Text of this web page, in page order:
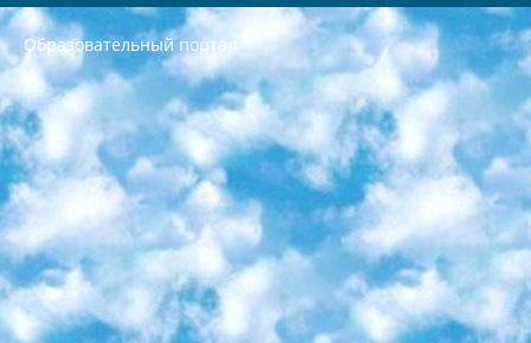
Образовательный портал
РЕСПУБЛИКА УЗБЕКИСТАН МИНИСТРЕРСТВО ДОШКОЛЬНОГО И ШКОЛЬНОГО ОБРАЗОВАНИЯ КОМАНДА в общеобразовательных учреждениях в 2023-2024 учебном году организация и проведение итоговой государственной аттестации обучающихся о Министра дошкольного и школьного образования Республики Узбекистан от 4 марта 2008 года (постановлением Минюста от 20 марта 2008 года № 1778 государственной регистрации) «Итоговое состояние учащихся общего среднего образования на основании положения об утверждении положения об аттестации общего среднего образования выпускной экзамен студентов в образовательных учреждениях в 2023-2024 учебном году В целях организации и прохождения аттестации приказываю: 1. Следующее: перечень предметов, по которым будет проводиться итоговая государственная аттестация и экзамен формы перевода согласно приложению 1; сертификаты международного образца, оценивающие уровень владения иностранными языками перечень согласно приложению 2; 2. Педагогический при специализированных образовательных учреждениях. научно-практический центр квалификации и международной оценки (Д.Давидова) 2024 г. До 25 марта: задания по предметам, по которым будет проводиться итоговая аттестация разработка и утверждение технических условий; итоговая аттестация на основании разработанного предметного задания разработка вопросов по предметам (устно и письменно), экзамен передача; общеобразовательные средние школы и специальные учебные заведения учащиеся выпускных классов школ и интернатов в агентской системе подготовка базы данных экзаменационных материалов и критериев оценки; перевод базы экзаменационных материалов на все языки обучения подать в Республиканский образовательный центр для изготовления; варианты экзаменов на основе разработанных контрольных материалов пусть будут поставлены задачи формирования. 3. Республиканский образовательный центр (Ш.Худайкулов) до 5 апреля 2024 года. до: база данных предоставленных экзаменационных материалов на все языки обучения перевод и экспертиза; для слепых, слабовидящих, глухих, слабослышащих и умственно отсталых детей учащиеся выпускных классов специализированных школ и школ-интернатов база данных экзаменационных материалов на всех преподаваемых языках подготовка критериев оценки; специализированные школы для умственно отсталых детей и технологии для учащихся выпускных классов школ-интернатов разработка соответствующих рекомендаций и критериев проведения ЕГЭ по естествознанию давать задания. 4. Педагогический при специализированных образовательных учреждениях. Научно-практический центр навыков и международной оценки (Д.Давидова), Республика образовательный центр (Худайкулов Ш.) итоговый государственный аттестационный экзамен ориентирован на творческое и логическое мышление при подготовке базы материалов учитывать введение заданий. 5. Следует отметить, что: сертификат государственного образца о знании общеобразовательного предмета и как минимум национальный уровень B1 по предметам на иностранных языках, указанным в Приложении 2. или международно признанный сертификат эквивалентного уровня студенты, изучающие определенный предмет, освобождаются от экзамена; по соответствующим предметам запланирована итоговая государственная аттестация за день до дня, путем жеребьевки Рабочей группой (в письменной форме по предметам, проводимым в форме) из числа сформированных вариантов выбрано 2 варианта; 2 выбранных варианта экзамена анонсированы на официальном сайте министерства и все выпускники по всей стране на основе этих вариантов проводит итоговую государственную аттестацию. 6. Государственное образование учащихся средних общеобразовательных учреждений. знания в соответствии с квалификационными требованиями, которые необходимо приобрести на основании стандартов итоговый (выпускной) контроль для 9 и 11 классов в целях тестирования Экзамены (далее – экзамены) состоят из предметов, перечисленных в приложении 1. будет сделано. 7. Экзамены пройдут с 26 мая по 15 июня 2024 г. (кроме науки физического воспитания). 8. Физическая для учащихся 9 классов общесредних образовательных учреждений. Экзамены по предмету «Образование, квалификация медицина» 1-6 мая 2024 года. сотрудники перевести под присмотр (с отклонениями в физическом или умственном развитии) специализированная школа для детей, школы-интернаты и со сколиозом школы-интернаты санаторного типа для больных детей исключены). 9. Он был слепым, слабовидящим и имел нарушения опорно-двигательного аппарата. экзамены в специализированных школах и интернатах для детей должны проводиться исходя из требований, предъявляемых к общеобразовательным учреждениям (физкультура кроме науки). 10. Специализированная школа для глухих и слабослышащих детей. и экзамены в интернатах и быть реализован в виде письменного теста по математике. 11. Специальность для умственно отсталых детей. Для 9 класса Родной язык и литературное письмо Государственный язык (язык обучения – узбекский). для неклассов) написано Математическое письмо Письменная/устная история Узбекистана Физическое воспитание практично Итоговый контроль Для 11 класса Написание родного языка и литературы (эссе) Математическое письмо Узбекский язык (обучение на узбекском языке) не посещающее общее среднее образование для учреждений)/Образовательное учреждение выбор письменный и устный Иностранный язык письменный/устный Письменная/устная история Узбекистана *По выбору студента:  Химия  Физика  Основы государственного права  География 10 бесплатных образовательных ресурсов - Мы составили подборку онлайн-проектов с интерактивными упражнениями, видеолекциями и статьями. Они помогут вам обрести новые и освежить старые знания бесплатно. 1. «ИНТУИТ» Старейшая образовательная площадка Рунета. Здесь вы найдёте сотни текстовых и видеокурсов на десятки различных тем — от программирования до психологии. Многие курсы подготовлены российскими университетами и крупными международными компаниями вроде Intel и Microsoft. Самостоятельное обучение бесплатное, но желающие могут оплатить услуги персональных наставников. 2. «Смартия» знакомит с актуальными профессиями и подсказывает, как им обучаться. Выбрав заинтересовавшую вас специальность — SMM-специалист, фотограф, веб-дизайнер или другую, — увидите список необходимых для неё умений. Чтобы вы могли освоить их самостоятельно, для каждого умения площадка отображает подборку ссылок на учебные материалы. Хотя «Смартия» ориентируется на русскоязычную аудиторию, часть контента всё же доступна только на английском. 3. «Лекторий Физтеха» Проект Московского физико-технического института (Физтеха). С его помощью вы можете смотреть онлайн серии лекций, записанные на видео в этом вузе. В числе доступных предметов — физика, биология, химия, информационные технологии и другие. К некоторым лекциям администрация ресурса прилагает готовые конспекты, которые можно скачивать в PDF-формате. 4. ITMOcourses Онлайн-площадка Санкт-Петербургского национального исследовательского университета информационных технологий, механики и оптики (ИТМО). Ресурс предоставляет свободный доступ к курсам, разработанным в этом вузе. Каталог материалов разбит на четыре категории: «Оптические системы и технологии», «Приборостроение и робототехника», «Информационные технологии» и «Биотехнологии». Курсы состоят из видеолекций, интерактивных демонстраций и заданий. 5. «КиберЛенинка» Электронная научная библиотека открытого доступа. Каталог площадки регулярно обрастает текстами статей из различных научных изданий. Сгруппированные по журналам и рубрикам публикации можно читать онлайн или скачивать целиком в PDF-формате. Проект нацелен на популяризацию науки за счёт открытого доступа к качественной информации. 6. «ПостНаука» На этом ресурсе публикуют подборки видеолекций, составленные экспертами из разных отраслей и объединённые общими темами. Среди них, к примеру, есть серии «Биоинформатика и геномика», «Культура средневековой Скандинавии» и Cinema Studies о теории кино. Каждая подборка лекций — логически связанная история, рассказанная экспертом от первого лица. Кроме того, на сайте появляются научно-образовательные статьи и тесты на разные темы. 7. «Newочём» Команда проекта «Newочём» отбирает самые интересные тексты из англоязычных СМИ и переводит те из них, за которые голосуют участники сообщества «ВКонтакте». По большей части это научно-популярные статьи. Редакторы придумывают лишь заголовки, в остальном содержание переводов соответствует оригиналам. Полные тексты можно читать прямо в социальной сети. 8. InternetUrok Онлайн-база материалов по основным дисциплинам школьной программы. Информация на сайте структурирована по классам, предметам и темам (урокам). Каждый урок состоит из видеолекций и конспектов. Есть также интерактивные тренажёры и тесты для закрепления пройденного материала. Даже если вы давно окончили школу, возможность повторить программу старших классов всегда может пригодиться. 9. Edutainme Ещё один ресурс об образовании. В отличие от Newtonew, как мне кажется, Edutainme больше ориентируется на представителей индустрии: педагогов, предпринимателей, разработчиков образовательных проектов. Но и любой, кто просто стремится к саморазвитию, найдёт на сайте много полезного и интересного для себя. Например, информацию о новых курсах и образовательных сервисах. 10. Newtonew Онлайн-медиа об образовании и обучении в широком смысле. Авторы Newtonew пишут об инструментах, заведениях, тактиках и стратегиях, которые помогают учить других и получать новые знания самостоятельно. На этой площадке вы найдёте новости, обзоры, аналитические мат